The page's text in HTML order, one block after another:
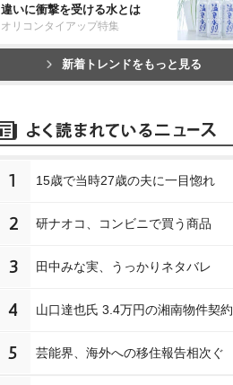
違いに衝撃を受ける水とは
オリコンタイアップ特集
新着トレンドをもっと見る
1 15歳で当時27歳の夫に一目惚れ
2 研ナオコ、コンビニで買う商品
3 田中みな実、うっかりネタバレ
4 山口達也氏 3.4万円の湘南物件契約
5 芸能界、海外への移住報告相次ぐ